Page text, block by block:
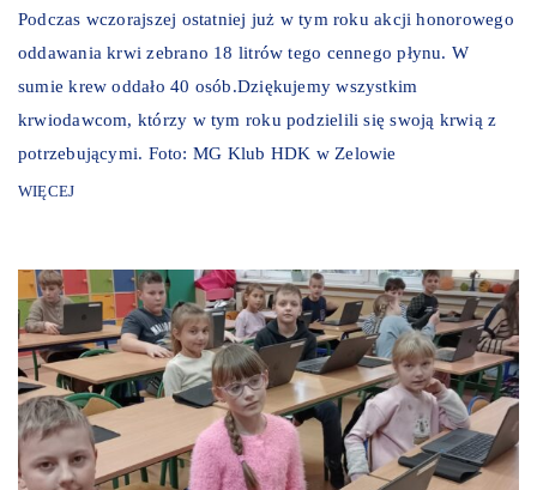
Podczas wczorajszej ostatniej już w tym roku akcji honorowego
oddawania krwi zebrano 18 litrów tego cennego płynu. W
sumie krew oddało 40 osób.Dziękujemy wszystkim
krwiodawcom, którzy w tym roku podzielili się swoją krwią z
potrzebującymi. Foto: MG Klub HDK w Zelowie
WIĘCEJ